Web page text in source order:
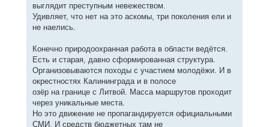
выглядит преступным невежеством.
Удивляет, что нет на это аскомы, три поколения ели и
не наелись.
Конечно природоохранная работа в области ведётся.
Есть и старая, давно сформированная структура.
Организовываются походы с участием молодёжи. И в
окрестностях Калининграда и в полосе
озёр на границе с Литвой. Масса маршрутов проходит
через уникальные места.
Но это движение не пропагандируется официальными
СМИ. И средств бюджетных там не